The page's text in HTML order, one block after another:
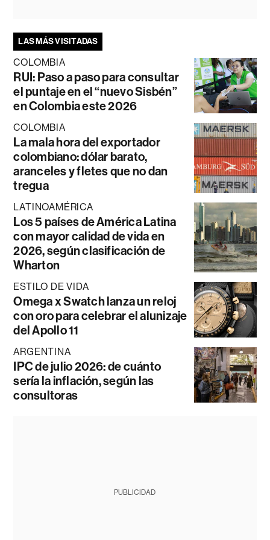
LAS MÁS VISITADAS
COLOMBIA
RUI: Paso a paso para consultar
el puntaje en el “nuevo Sisbén”
en Colombia este 2026
COLOMBIA
La mala hora del exportador
colombiano: dólar barato,
aranceles y fletes que no dan
tregua
LATINOAMÉRICA
Los 5 países de América Latina
con mayor calidad de vida en
2026, según clasificación de
Wharton
ESTILO DE VIDA
Omega x Swatch lanza un reloj
con oro para celebrar el alunizaje
del Apollo 11
ARGENTINA
IPC de julio 2026: de cuánto
sería la inflación, según las
consultoras
PUBLICIDAD